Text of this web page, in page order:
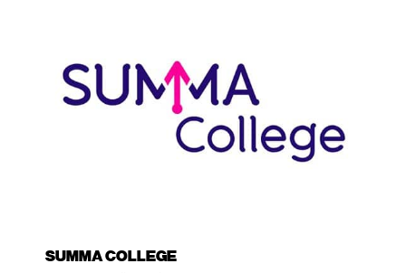
SUMMA COLLEGE